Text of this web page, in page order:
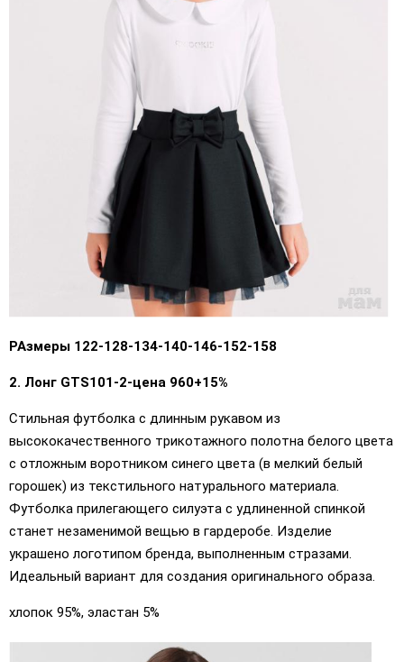
РАзмеры 122-128-134-140-146-152-158
2. Лонг GTS101-2-цена 960+15%
Стильная футболка с длинным рукавом из
высококачественного трикотажного полотна белого цвета
с отложным воротником синего цвета (в мелкий белый
горошек) из текстильного натурального материала.
Футболка прилегающего силуэта с удлиненной спинкой
станет незаменимой вещью в гардеробе. Изделие
украшено логотипом бренда, выполненным стразами.
Идеальный вариант для создания оригинального образа.
хлопок 95%, эластан 5%